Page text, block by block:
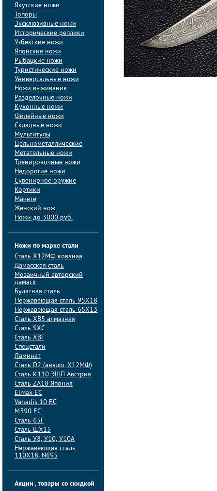
Якутские ножи
Топоры
Эксклюзивные ножи
Исторические реплики
Узбекские ножи
Японские ножи
Рыбацкие ножи
Туристические ножи
Универсальные ножи
Ножи выживания
Разделочные ножи
Кухонные ножи
Филейные ножи
Складные ножи
Мультитулы
Цельнометаллические
Метательные ножи
Тренировочные ножи
Недорогие ножи
Сувенирное оружие
Кортики
Мачете
Женский нож
Ножи до 3000 руб.
Ножи по марке стали
Сталь Х12МФ кованая
Дамасская сталь
Мозаичный авторский
дамаск
Булатная сталь
Нержавеющая сталь 95Х18
Нержавеющая сталь 65Х13
Сталь ХВ5 алмазная
Сталь 9ХС
Сталь ХВГ
Спецстали
Ламинат
Сталь D2 (аналог Х12МФ)
Сталь K110 ЭШП Австрия
Сталь ZA18 Япония
Elmax ЕС
Vanadis 10 ЕС
M390 ЕС
Сталь 65Г
Сталь ШХ15
Сталь У8, У10, У10А
Нержавеющая сталь
110Х18, N695
Акции , товары со скидкой